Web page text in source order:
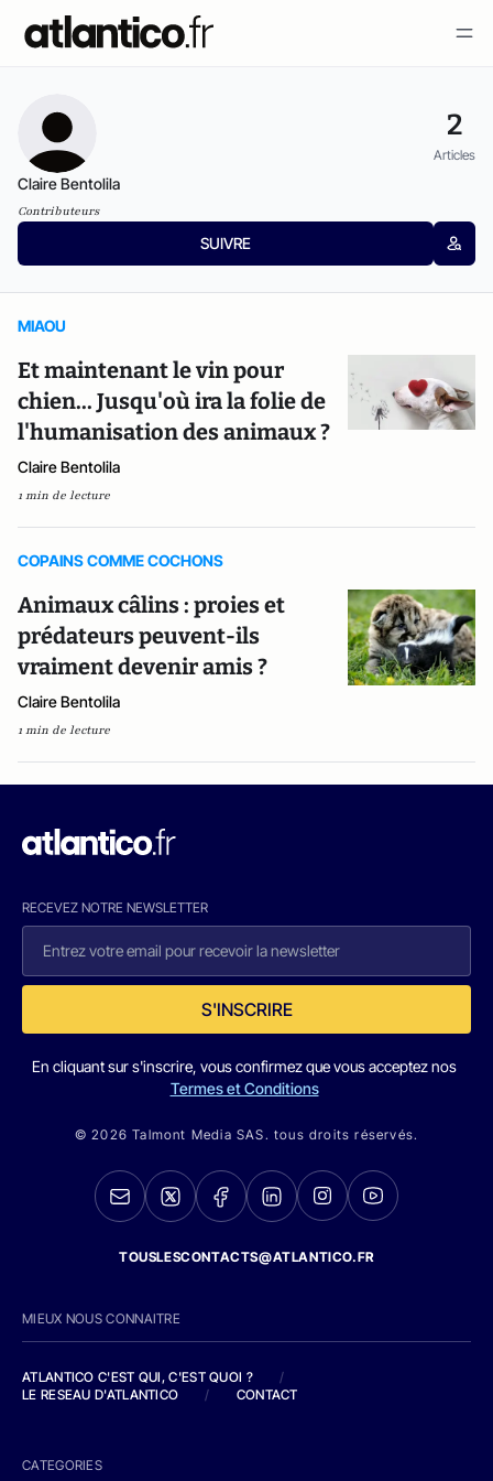
2
Articles
Claire Bentolila
Contributeurs
SUIVRE
MIAOU
Et maintenant le vin pour
chien... Jusqu'où ira la folie de
l'humanisation des animaux ?
Claire Bentolila
1 min de lecture
COPAINS COMME COCHONS
Animaux câlins : proies et
prédateurs peuvent-ils
vraiment devenir amis ?
Claire Bentolila
1 min de lecture
RECEVEZ NOTRE NEWSLETTER
S'INSCRIRE
En cliquant sur s'inscrire, vous confirmez que vous acceptez nos
Termes et Conditions
© 2026 Talmont Media SAS. tous droits réservés.
TOUSLESCONTACTS@ATLANTICO.FR
MIEUX NOUS CONNAITRE
ATLANTICO C'EST QUI, C'EST QUOI ?
/
LE RESEAU D'ATLANTICO
/ CONTACT
CATEGORIES